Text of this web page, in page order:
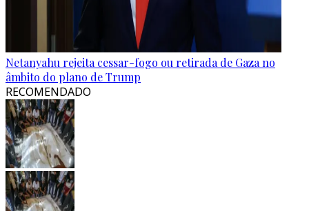
Netanyahu rejeita cessar-fogo ou retirada de Gaza no
âmbito do plano de Trump
RECOMENDADO